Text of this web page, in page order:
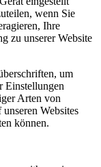
wenn Sie
Ihre
zu unserer Website
um
Einstellungen
Arten von
Websites
können.